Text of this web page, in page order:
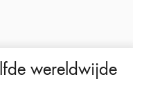
wereldwijde